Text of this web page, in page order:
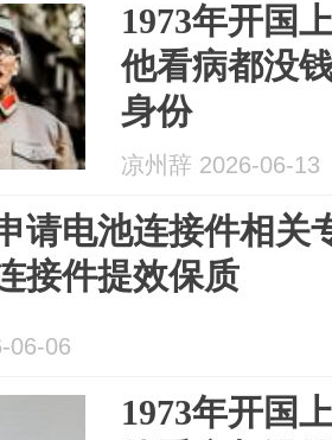
1973年开国
他看病都没
身份
凉州辞 2026-06-13
请电池连接件相关
接件提效保质
06-06
1973年开国